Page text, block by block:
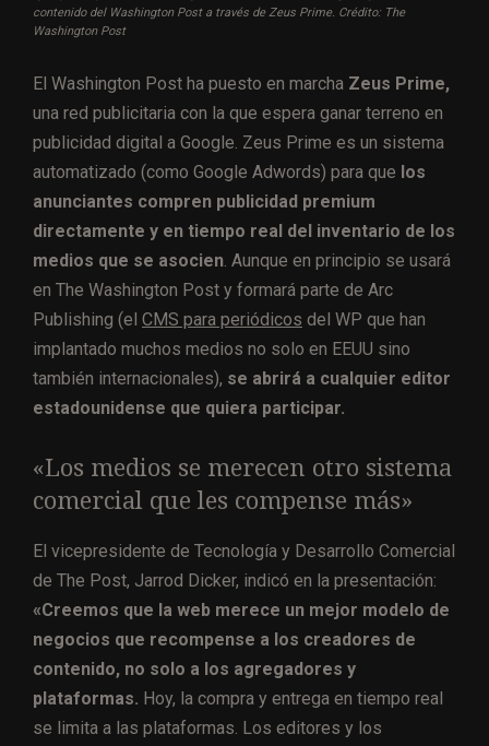
contenido del Washington Post a través de Zeus Prime. Crédito: The
Washington Post
El Washington Post ha puesto en marcha Zeus Prime,
una red publicitaria con la que espera ganar terreno en
publicidad digital a Google. Zeus Prime es un sistema
automatizado (como Google Adwords) para que los
anunciantes compren publicidad premium
directamente y en tiempo real del inventario de los
medios que se asocien. Aunque en principio se usará
en The Washington Post y formará parte de Arc
Publishing (el CMS para periódicos del WP que han
implantado muchos medios no solo en EEUU sino
también internacionales), se abrirá a cualquier editor
estadounidense que quiera participar.
«Los medios se merecen otro sistema
comercial que les compense más»
El vicepresidente de Tecnología y Desarrollo Comercial
de The Post, Jarrod Dicker, indicó en la presentación:
«Creemos que la web merece un mejor modelo de
negocios que recompense a los creadores de
contenido, no solo a los agregadores y
plataformas. Hoy, la compra y entrega en tiempo real
se limita a las plataformas. Los editores y los